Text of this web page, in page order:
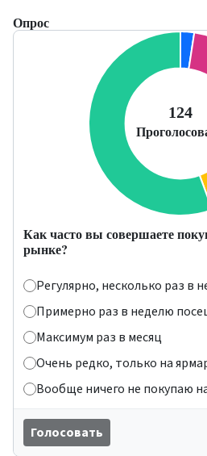
Опрос
Как часто вы совершаете
рынке?
Регулярно, несколько раз в
Примерно раз в неделю
Максимум раз в месяц
Очень редко, только на
Вообще ничего не покупаю
Голосовать